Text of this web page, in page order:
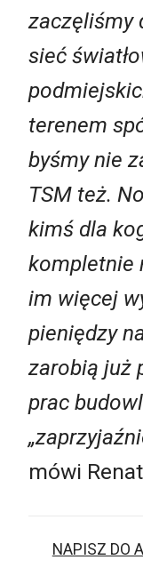
zaczęliśmy
sieć
terenem
byśmy nie
TSM też.
kimś dla
kompletnie
im więcej
pieniędzy
zarobią już
prac
mówi
NAPISZ DO